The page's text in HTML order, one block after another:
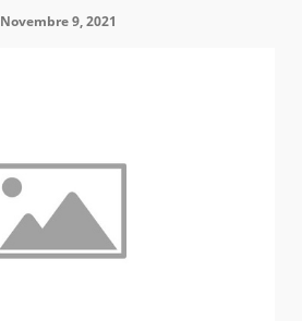
Novembre 9, 2021